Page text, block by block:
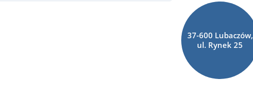
37-600 Lubaczów,
ul. Rynek 25